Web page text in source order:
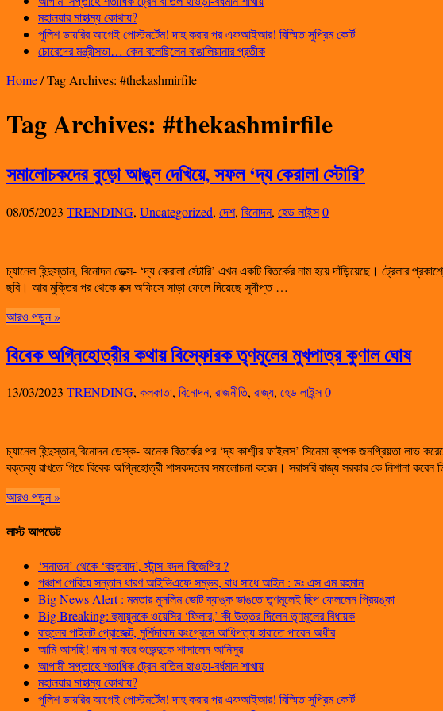
মহালয়ার মাহাত্ম্য কোথায়?
পুলিশ ডায়রির আগেই পোস্টমর্টেম! দাহ করার পর এফআইআর! বিস্মিত সুপ্রিম কোর্ট
চোরেদের মন্ত্রীসভা… কেন বলেছিলেন বাঙালিয়ানার প্রতীক
Home/Tag Archives: #thekashmirfile
Tag Archives: #thekashmirfile
সমালোচকদের বুড়ো আঙুল দেখিয়ে, সফল ‘দ্য কেরালা স্টোরি’
08/05/2023 TRENDING, Uncategorized, দেশ, বিনোদন, হেড লাইন্স0
চ্যানেল হিন্দুস্তান, বিনোদন ডেক্স- ‘দ্য কেরালা স্টোরি’ এখন একটি বিতর্কের নাম হয়ে দাঁড়িয়েছে। ট্রেলার
ছবি। আর মুক্তির পর থেকে বক্স অফিসে সাড়া ফেলে দিয়েছে সুদীপ্ত …
আরও পড়ুন »
বিবেক অগ্নিহোত্রীর কথায় বিস্ফোরক তৃণমূলের মুখপাত্র কুণাল ঘোষ
13/03/2023 TRENDING, কলকাতা, বিনোদন, রাজনীতি, রাজ্য, হেড লাইন্স0
চ্যানেল হিন্দুস্তান,বিনোদন ডেস্ক- অনেক বিতর্কের পর ‘দ্য কাশ্মীর ফাইলস’ সিনেমা ব্যপক জনপ্রিয়তা লাভ
বক্তব্য রাখতে গিয়ে বিবেক অগ্নিহোত্রী শাসকদলের সমালোচনা করেন। সরাসরি রাজ্য সরকার কে নিশানা করেন
আরও পড়ুন »
লাস্ট আপডেট
‘সনাতন’ থেকে ‘বহুতবাদ’, স্টান্স বদল বিজেপির ?
পঞ্চাশ পেরিয়ে সন্তান ধারণ আইভিএফে সম্ভব, বাধ সাধে আইন : ডঃ এস এম রহমান
Big News Alert : মমতার মুসলিম ভোট ব্যাঙ্ক ভাঙতে তৃণমূলেই ছিপ ফেললেন প্রিয়ঙ্কা
Big Breaking: হুমায়ুনকে ওয়েসির ‘ফিলার,’ কী উত্তর দিলেন তৃণমূলের বিধায়ক
রাহুলের পাইলট প্রোজেক্ট, মুর্শিদাবাদ কংগ্রেসে আধিপত্য হারাতে পারেন অধীর
আমি আসছি! নাম না করে শুভেন্দুকে শাসালেন আনিসুর
আগামী সপ্তাহে শতাধিক ট্রেন বাতিল হাওড়া-বর্ধমান শাখায়
মহালয়ার মাহাত্ম্য কোথায়?
পুলিশ ডায়রির আগেই পোস্টমর্টেম! দাহ করার পর এফআইআর! বিস্মিত সুপ্রিম কোর্ট